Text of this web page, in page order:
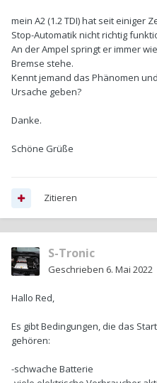
mein A2 (1.2 TDI) hat seit einiger
Stop-Automatik nicht richtig
An der Ampel springt er immer
Bremse stehe.
Kennt jemand das Phänomen
Ursache geben?
Danke.
Schöne Grüße
Zitieren
S-Tronic
Geschrieben 6. Mai 2022
Hallo Red,
Es gibt Bedingungen, die das
gehören:
-schwache Batterie